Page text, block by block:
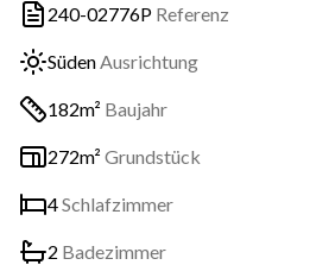
240-02776P Referenz
SüdenAusrichtung
182m² Baujahr
272m² Grundstück
4Schlafzimmer
2 Badezimmer